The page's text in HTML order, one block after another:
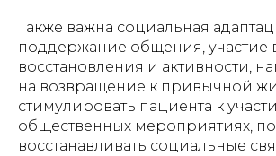
Также важна социальная
поддержание общения, участие
восстановления и активности,
на возвращение к привычной
стимулировать пациента к
общественных мероприятиях,
восстанавливать социальные